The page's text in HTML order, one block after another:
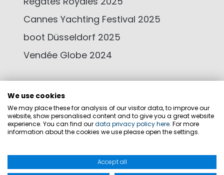
Cannes Yachting Festival 2025
boot Düsseldorf 2025
Vendée Globe 2024
December 2025
August 2025
October 2024
We use cookies
We may place these for analysis of our visitor data, to improve our
website, show personalised content and to give you a great website
experience. You can find ourdata privacy policy here. For more
information about the cookies we use please open the settings.
Accept all